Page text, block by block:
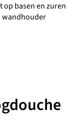
basen en zuren
wandhouder